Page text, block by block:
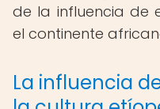
de la influencia de
el continente
La influencia